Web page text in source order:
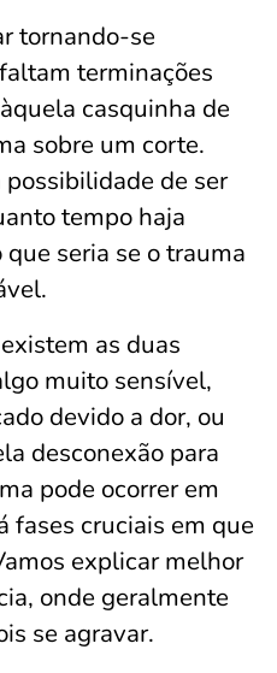
tornando-se
terminações
casquinha de
sobre um corte.
possibilidade de ser
tempo haja
seria se o trauma
as duas
muito sensível,
devido a dor, ou
desconexão para
pode ocorrer em
fases cruciais em que
explicar melhor
onde geralmente
se agravar.